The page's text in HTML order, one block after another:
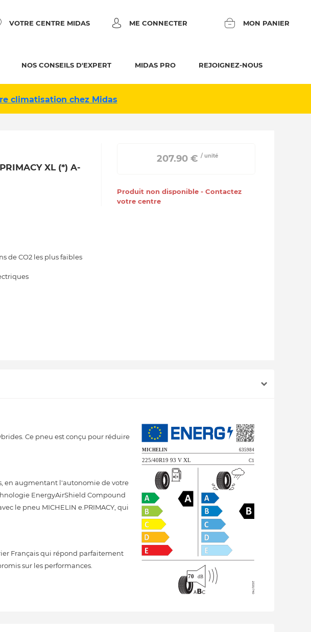
VOTRE CENTRE MIDAS ME CONNECTER MON PANIER
NOS CONSEILS D'EXPERT MIDAS PRO REJOIGNEZ-NOUS
climatisation chez Midas
XL (*) A-
de CO2 les plus faibles
207.90 € / unité
Produit non disponible - Contactez
votre centre
Ce pneu est conçu pour réduire
en augmentant l'autonomie de votre
EnergyAirShield Compound
le pneu MICHELIN e.PRIMACY, qui
Français qui répond parfaitement
sur les performances.